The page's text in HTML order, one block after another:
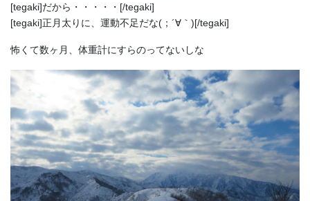
[tegaki]だから・・・・・[/tegaki]
[tegaki]正月太りに、運動不足だな(；´∀｀)[/tegaki]
怖くて数ヶ月、体重計にすらのってないしな